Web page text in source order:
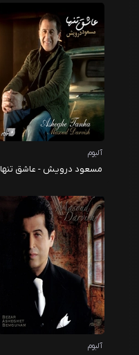
آلبوم
مسعود درویش - عاشق تنها
آلبوم